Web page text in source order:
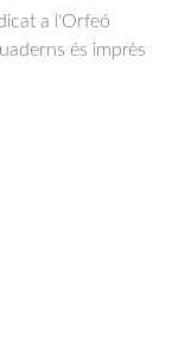
a l'Orfeó
és imprès